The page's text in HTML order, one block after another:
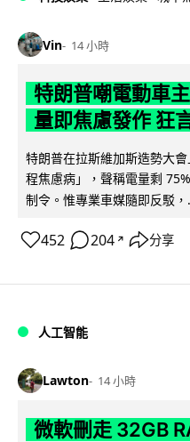
Vin 14 小時
特朗普嘲電動車
量即焦慮發作 狂
特朗普在拉斯維加斯造勢大
程焦慮病」，聲稱電量剩
制令。惟專業車媒隨即反駁，
452 204 ↗ 分享
人工智能
Lawton 14 小時
微軟刪走 32GB